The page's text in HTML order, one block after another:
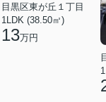
目黒区東が丘１丁目
1LDK (38.50㎡)
13万円